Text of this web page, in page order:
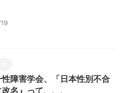
性障害学会、「日本性別不合
名』って、、、